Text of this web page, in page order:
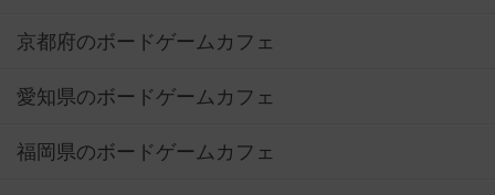
京都府のボードゲームカフェ
愛知県のボードゲームカフェ
福岡県のボードゲームカフェ